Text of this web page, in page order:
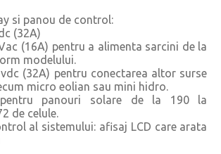
si panou de control:
(32A)
(16A) pentru a alimenta sarcini de la
modelului.
(32A) pentru conectarea altor surse
micro eolian sau mini hidro.
panouri solare de la 190 la
de celule.
al sistemului: afisaj LCD care arata